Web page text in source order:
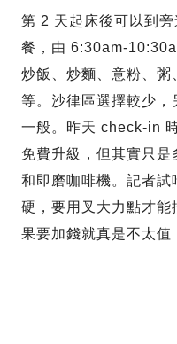
第 2 天起床後可以到
餐，由 6:30am-
炒飯、炒麵、意粉、
等。沙律區選擇較少
一般。昨天 check-in
免費升級，但其實只
和即磨咖啡機。記者試
硬，要用叉大力點才能
果要加錢就真是不太值